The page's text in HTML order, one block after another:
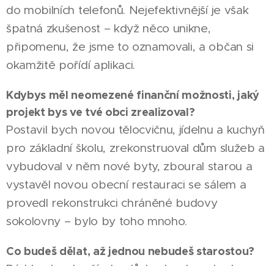
do mobilních telefonů. Nejefektivnější je však
špatná zkušenost – když něco unikne,
připomenu, že jsme to oznamovali, a občan si
okamžitě pořídí aplikaci.
Kdybys měl neomezené finanční možnosti, jaký
projekt bys ve tvé obci zrealizoval?
Postavil bych novou tělocvičnu, jídelnu a kuchyň
pro základní školu, zrekonstruoval dům služeb a
vybudoval v něm nové byty, zboural starou a
vystavěl novou obecní restauraci se sálem a
provedl rekonstrukci chráněné budovy
sokolovny – bylo by toho mnoho.
Co budeš dělat, až jednou nebudeš starostou?